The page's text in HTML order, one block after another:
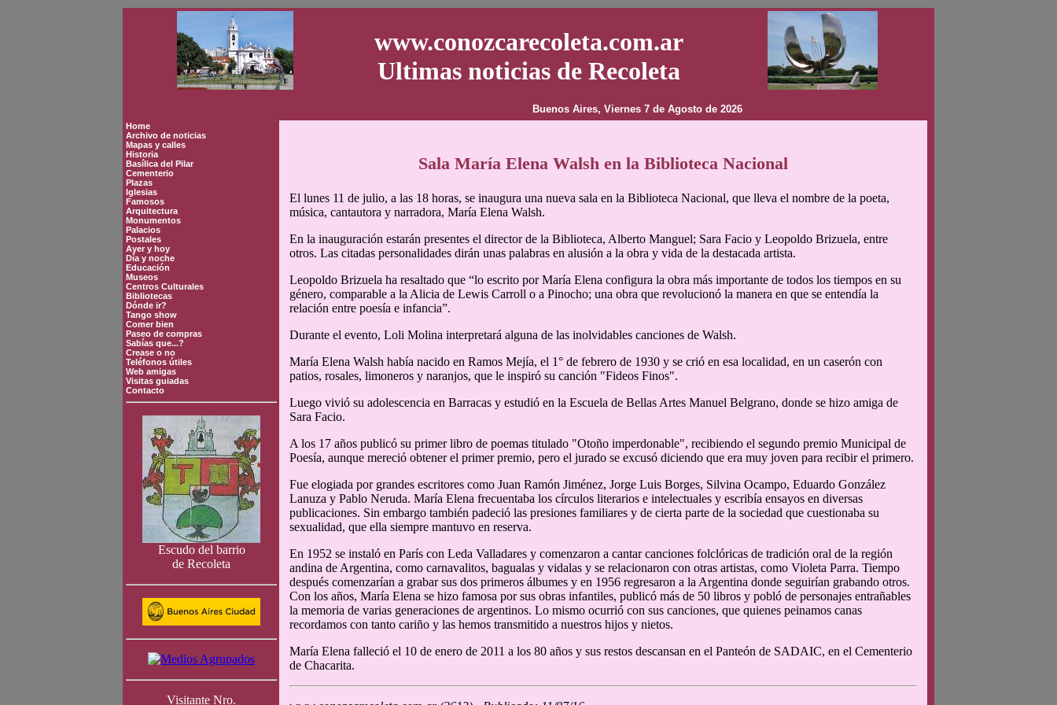
www.conozcarecoleta.com.ar
Ultimas noticias de Recoleta
Buenos Aires, Viernes 7 de Agosto de 2026
Home
Archivo de noticias
Mapas y calles
Historia
Basílica del Pilar
Cementerio
Plazas
Iglesias
Famosos
Arquitectura
Monumentos
Palacios
Postales
Ayer y hoy
Día y noche
Educación
Museos
Centros Culturales
Bibliotecas
Dónde ir?
Tango show
Comer bien
Paseo de compras
Sabías que...?
Crease o no
Teléfonos útiles
Web amigas
Visitas guiadas
Contacto
Escudo del barrio
de Recoleta
Visitante Nro.
Sala María Elena Walsh en la Biblioteca Nacional
El lunes 11 de julio, a las 18 horas, se inaugura una nueva sala en la Biblioteca Nacional, que lleva el nombre de la poeta,
música, cantautora y narradora, María Elena Walsh.
En la inauguración estarán presentes el director de la Biblioteca, Alberto Manguel; Sara Facio y Leopoldo Brizuela, entre
otros. Las citadas personalidades dirán unas palabras en alusión a la obra y vida de la destacada artista.
Leopoldo Brizuela ha resaltado que “lo escrito por María Elena configura la obra más importante de todos los tiempos en su
género, comparable a la Alicia de Lewis Carroll o a Pinocho; una obra que revolucionó la manera en que se entendía la
relación entre poesía e infancia”.
Durante el evento, Loli Molina interpretará alguna de las inolvidables canciones de Walsh.
María Elena Walsh había nacido en Ramos Mejía, el 1° de febrero de 1930 y se crió en esa localidad, en un caserón con
patios, rosales, limoneros y naranjos, que le inspiró su canción "Fideos Finos".
Luego vivió su adolescencia en Barracas y estudió en la Escuela de Bellas Artes Manuel Belgrano, donde se hizo amiga de
Sara Facio.
A los 17 años publicó su primer libro de poemas titulado "Otoño imperdonable", recibiendo el segundo premio Municipal de
Poesía, aunque mereció obtener el primer premio, pero el jurado se excusó diciendo que era muy joven para recibir el primero.
Fue elogiada por grandes escritores como Juan Ramón Jiménez, Jorge Luis Borges, Silvina Ocampo, Eduardo González
Lanuza y Pablo Neruda. María Elena frecuentaba los círculos literarios e intelectuales y escribía ensayos en diversas
publicaciones. Sin embargo también padeció las presiones familiares y de cierta parte de la sociedad que cuestionaba su
sexualidad, que ella siempre mantuvo en reserva.
En 1952 se instaló en París con Leda Valladares y comenzaron a cantar canciones folclóricas de tradición oral de la región
andina de Argentina, como carnavalitos, bagualas y vidalas y se relacionaron con otras artistas, como Violeta Parra. Tiempo
después comenzarían a grabar sus dos primeros álbumes y en 1956 regresaron a la Argentina donde seguirían grabando otros.
Con los años, María Elena se hizo famosa por sus obras infantiles, publicó más de 50 libros y pobló de personajes entrañables
la memoria de varias generaciones de argentinos. Lo mismo ocurrió con sus canciones, que quienes peinamos canas
recordamos con tanto cariño y las hemos transmitido a nuestros hijos y nietos.
María Elena falleció el 10 de enero de 2011 a los 80 años y sus restos descansan en el Panteón de SADAIC, en el Cementerio
de Chacarita.